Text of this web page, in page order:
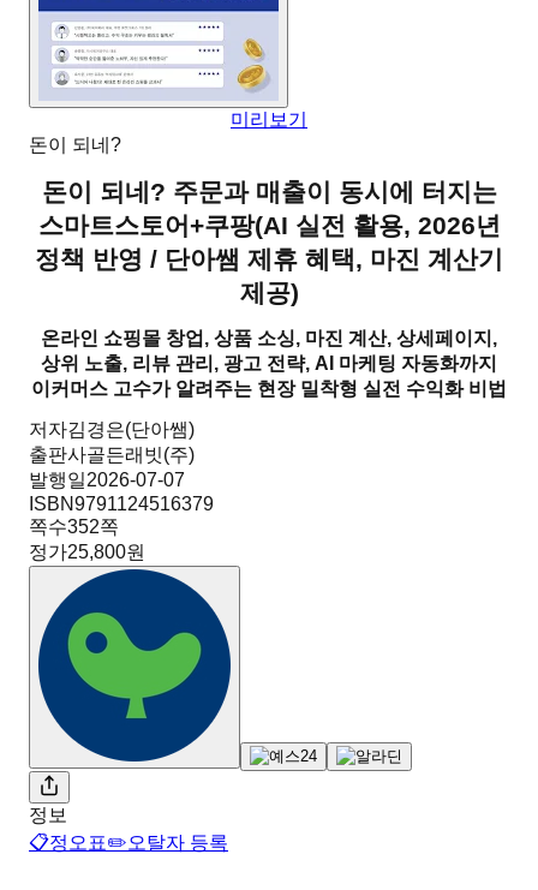
미리보기
돈이 되네?
돈이 되네? 주문과 매출이 동시에 터지는
스마트스토어+쿠팡(AI 실전 활용, 2026년
정책 반영 / 단아쌤 제휴 혜택, 마진 계산기
제공)
온라인 쇼핑몰 창업, 상품 소싱, 마진 계산, 상세페이지,
상위 노출, 리뷰 관리, 광고 전략, AI 마케팅 자동화까지
이커머스 고수가 알려주는 현장 밀착형 실전 수익화 비법
저자김경은(단아쌤)
출판사골든래빗(주)
발행일2026-07-07
ISBN9791124516379
쪽수352쪽
정가25,800원
정보
📋정오표✏️오탈자 등록